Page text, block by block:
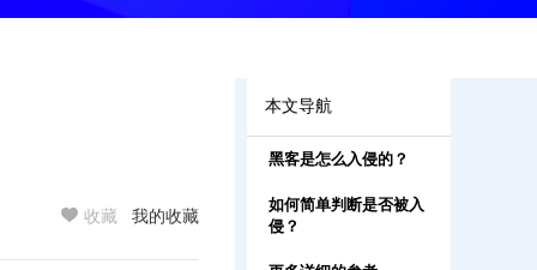
收藏 我的收藏
本文导航
黑客是怎么入侵的？
如何简单判断是否被入
侵？